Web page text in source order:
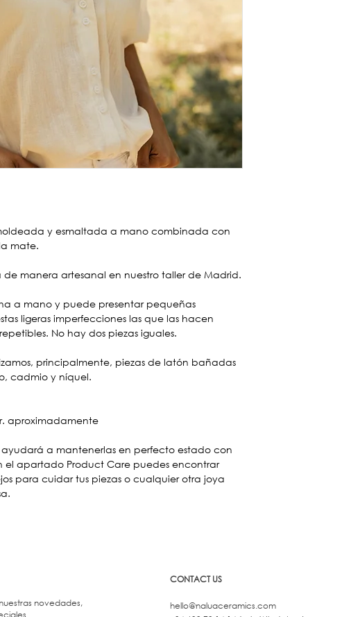
y esmaltada a mano combinada con
mate.
manera artesanal en nuestro taller de Madrid.
a mano y puede presentar pequeñas
ligeras imperfecciones las que las hacen
No hay dos piezas iguales.
principalmente, piezas de latón bañadas
cadmio y níquel.
aproximadamente
a mantenerlas en perfecto estado con
el apartado Product Care puedes encontrar
para cuidar tus piezas o cualquier otra joya
novedades,
CONTACT US
hello@naluaceramics.com